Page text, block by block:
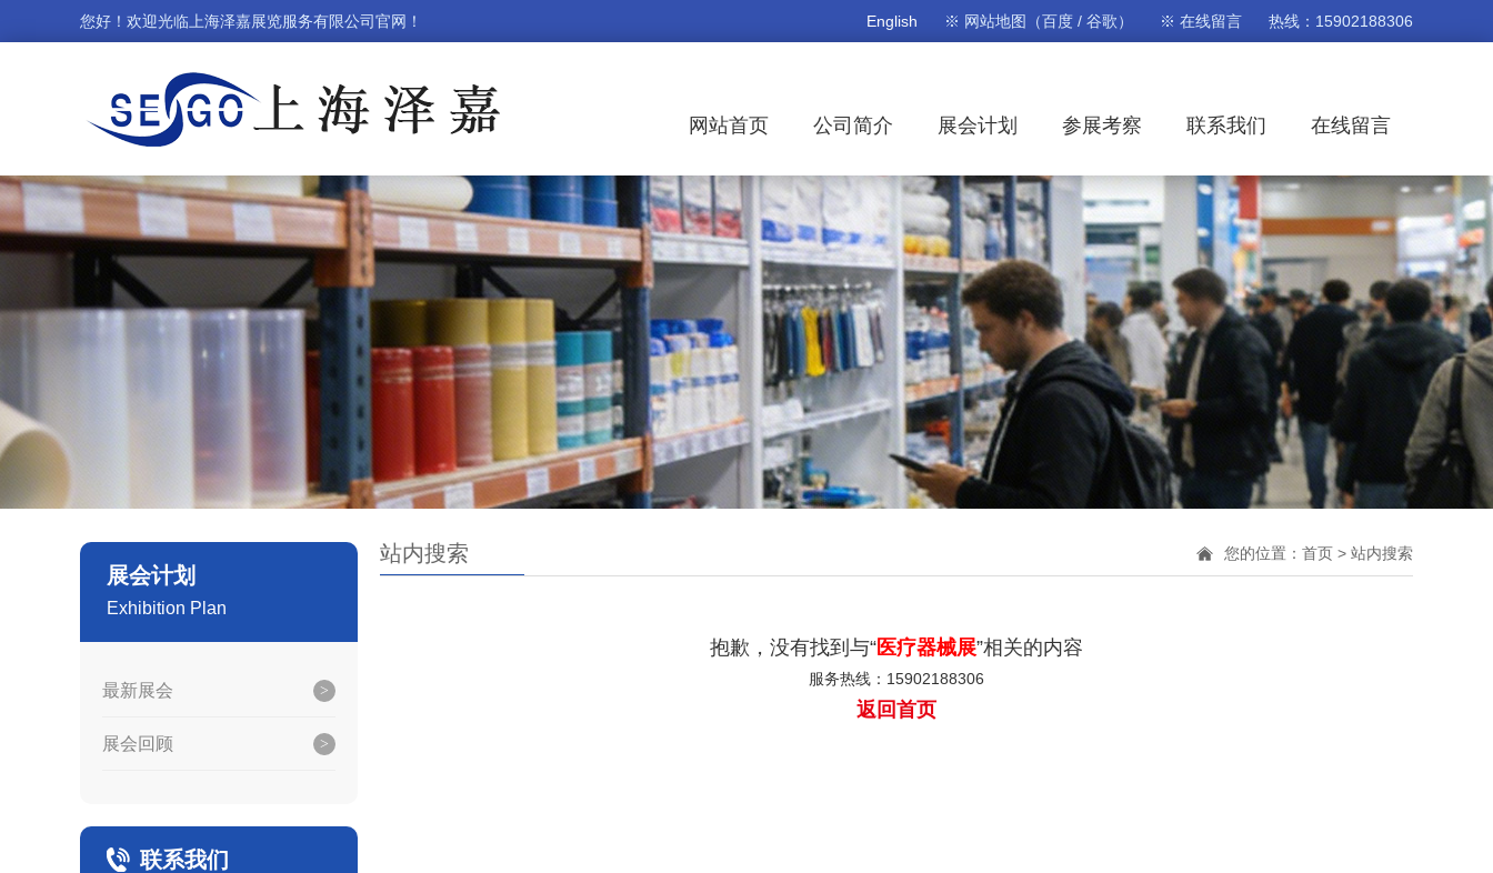
您好！欢迎光临上海泽嘉展览服务有限公司官网！ English ※ 网站地图 （百度 / 谷歌） ※ 在线留言 热线：15902188306
网站首页 公司简介 展会计划 参展考察 联系我们 在线留言
展会计划
Exhibition Plan
最新展会
展会回顾
联系我们
站内搜索 您的位置： 首页 > 站内搜索
抱歉，没有找到与“医疗器械展”相关的内容
服务热线：15902188306
返回首页